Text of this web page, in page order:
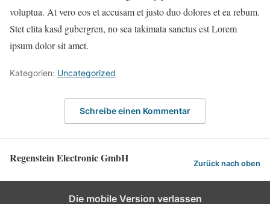
voluptua. At vero eos et accusam et justo duo dolores et ea rebum.
Stet clita kasd gubergren, no sea takimata sanctus est Lorem
ipsum dolor sit amet.
Kategorien: Uncategorized
Schreibe einen Kommentar
Regenstein Electronic GmbH Zurück nach oben
Die mobile Version verlassen